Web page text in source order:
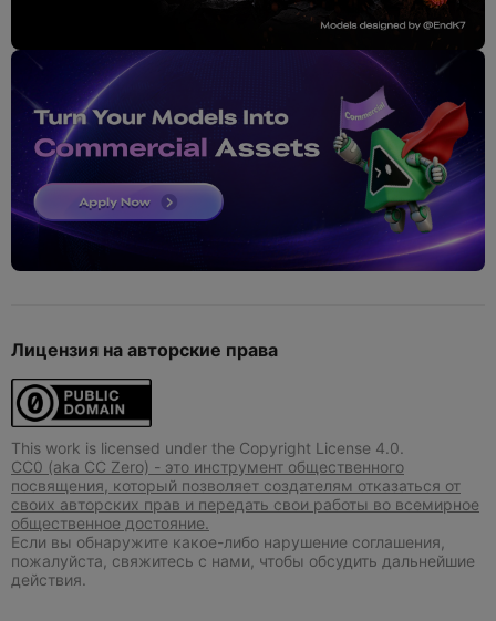
Лицензия на авторские права
This work is licensed under the Copyright License 4.0.
CC0 (aka CC Zero) - это инструмент общественного
посвящения, который позволяет создателям отказаться от
своих авторских прав и передать свои работы во всемирное
общественное достояние.
Если вы обнаружите какое-либо нарушение соглашения,
пожалуйста, свяжитесь с нами, чтобы обсудить дальнейшие
действия.